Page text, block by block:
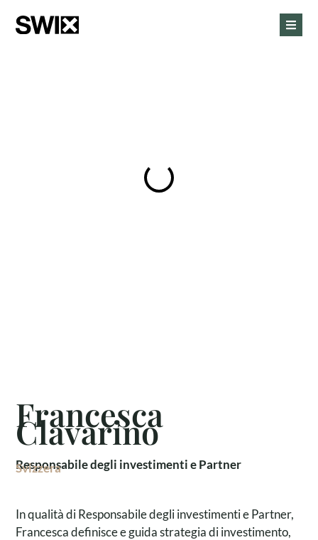
Francesca
Clavarino
Responsabile degli investimenti e Partner
Svizzera
In qualità di Responsabile degli investimenti e Partner,
Francesca definisce e guida strategia di investimento,